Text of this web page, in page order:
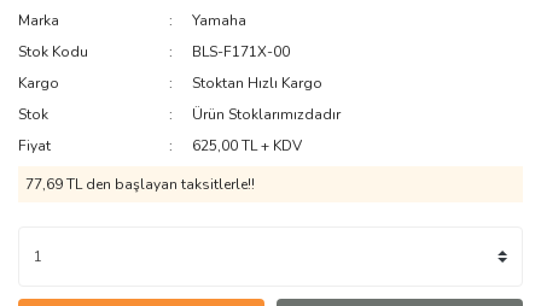
Marka
Yamaha
Stok Kodu
BLS-F171X-00
Kargo
Stoktan Hızlı Kargo
Stok
Ürün Stoklarımızdadır
Fiyat
625,00 TL + KDV
77,69 TL den başlayan taksitlerle!!